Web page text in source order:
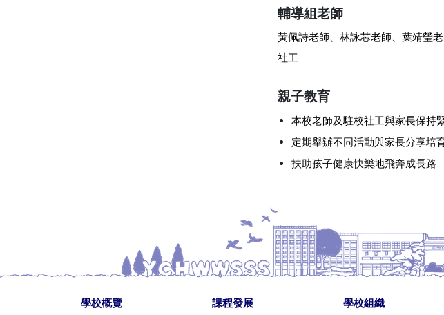
輔導組老師
黃佩詩老師、林詠芯老師、葉靖瑩
社工
親子教育
本校老師及駐校社工與家長保持
定期舉辦不同活動與家長分享培
扶助孩子健康快樂地飛奔成長路
學校概覽 課程發展 學校組織